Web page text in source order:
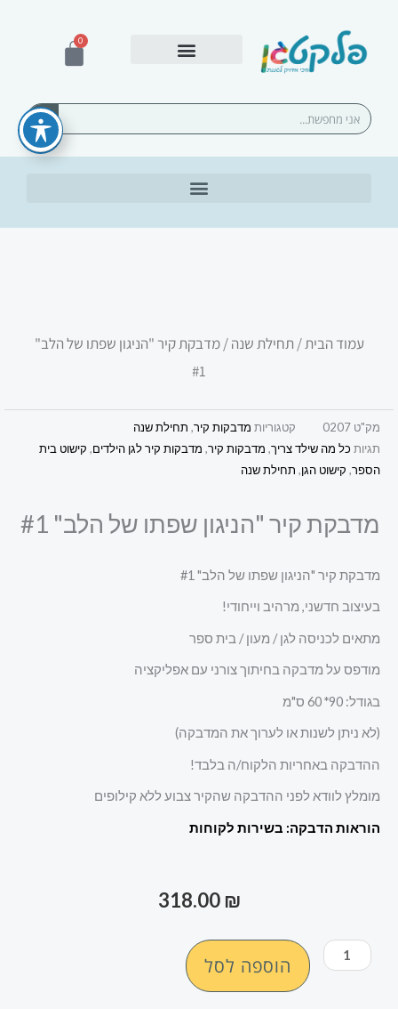
0
עגלת
חיפוש
עמוד הבית/ תחילת שנה/ מדבקת קיר "הניגון שפתו של הלב"
#1
מק"ט 0207 קטגוריות מדבקות קיר, תחילת שנה
תגיות כל מה שילד צריך, מדבקות קיר, מדבקות קיר לגן הילדים, קישוט בית
הספר, קישוט הגן, תחילת שנה
מדבקת קיר "הניגון שפתו של הלב" #1
מדבקת קיר "הניגון שפתו של הלב" #1
בעיצוב חדשני, מרהיב וייחודי!
מתאים לכניסה לגן / מעון / בית ספר
מודפס על מדבקה בחיתוך צורני עם אפליקציה
בגודל: 90 *
(לא ניתן לשנות או לערוך את המדבקה)
ההדבקה באחריות הלקוח/ה בלבד!
מומלץ לוודא לפני ההדבקה שהקיר צבוע ללא קילופים
הוראות הדבקה: בשירות לקוחות
318.00 ₪
כמות
של
הוספה לסל